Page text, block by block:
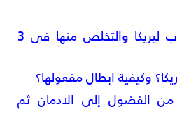
علاج اعراض انسحاب ليريكا والتخلص منها فى 3
وكيفية ابطال مفعولها؟
من الفضول إلى الادمان ثم